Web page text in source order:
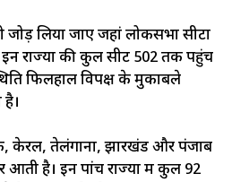
जोड़ लिया जाए जहां लोकसभा सीटों
राज्यों की कुल सीटें 502 तक पहुंच
फिलहाल विपक्ष के मुकाबले
केरल, तेलंगाना, झारखंड और पंजाब
आती है। इन पांच राज्यों में कुल 92